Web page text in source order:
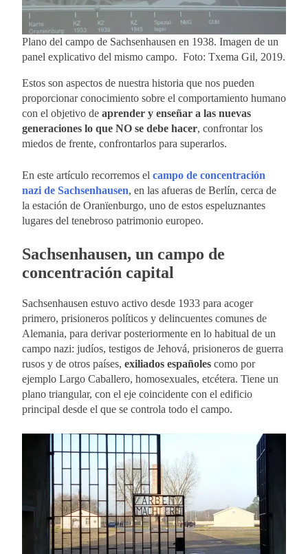
Plano del campo de Sachsenhausen en 1938. Imagen de un
panel explicativo del mismo campo. Foto: Txema Gil, 2019.
Estos son aspectos de nuestra historia que nos pueden
proporcionar conocimiento sobre el comportamiento humano
con el objetivo de aprender y enseñar a las nuevas
generaciones lo que NO se debe hacer, confrontar los
miedos de frente, confrontarlos para superarlos.
En este artículo recorremos el campo de concentración
nazi de Sachsenhausen, en las afueras de Berlín, cerca de
la estación de Oranïenburgo, uno de estos espeluznantes
lugares del tenebroso patrimonio europeo.
Sachsenhausen, un campo de
concentración capital
Sachsenhausen estuvo activo desde 1933 para acoger
primero, prisioneros políticos y delincuentes comunes de
Alemania, para derivar posteriormente en lo habitual de un
campo nazi: judíos, testigos de Jehová, prisioneros de guerra
rusos y de otros países, exiliados españoles como por
ejemplo Largo Caballero, homosexuales, etcétera. Tiene un
plano triangular, con el eje coincidente con el edificio
principal desde el que se controla todo el campo.